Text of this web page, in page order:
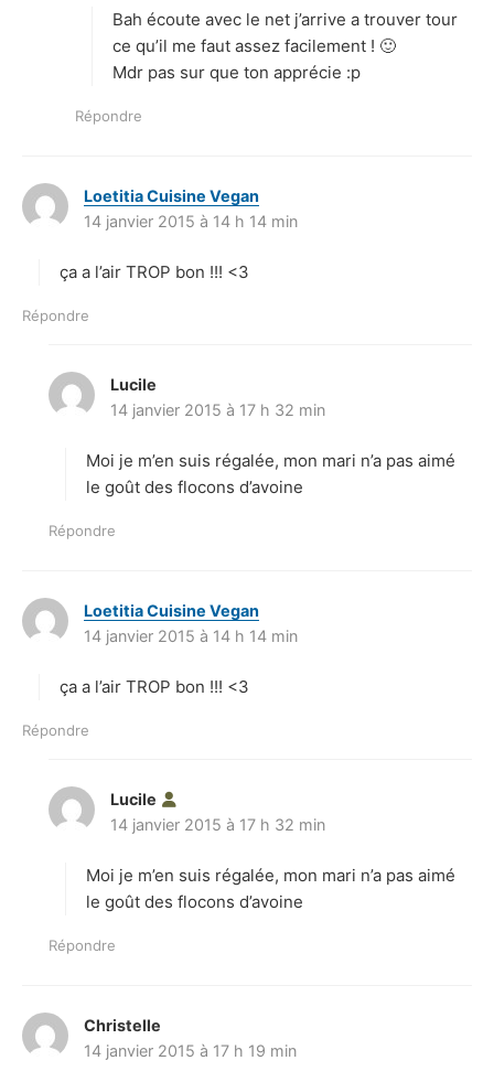
:
Bah écoute avec le net j’arrive a trouver tour
ce qu’il me faut assez facilement ! 🙂
Mdr pas sur que ton apprécie :p
Répondre
Loetitia Cuisine Vegan
i
14 janvier 2015 à 14 h 14 min
ça a l’air TROP bon !!! <3
Répondre
Lucile
i
:
14 janvier 2015 à 17 h 32 min
Moi je m’en suis régalée, mon mari n’a pas aimé
le goût des flocons d’avoine
Répondre
Loetitia Cuisine Vegan
i
14 janvier 2015 à 14 h 14 min
ça a l’air TROP bon !!! <3
Répondre
Lucile
:
14 janvier 2015 à 17 h 32 min
Moi je m’en suis régalée, mon mari n’a pas aimé
le goût des flocons d’avoine
Répondre
Christelle
i
14 janvier 2015 à 17 h 19 min